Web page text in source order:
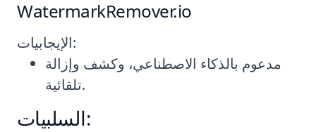
WatermarkRemover.io
الإيجابيات:
مدعوم بالذكاء الاصطناعي، وكشف وإزالة
تلقائية.
السلبيات: